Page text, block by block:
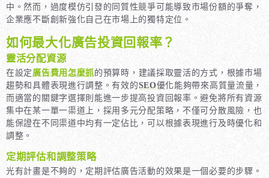
中。然而，過度模仿引發的同質性競爭可能導致市場份額的爭奪，
企業應不斷創新強化自己在市場上的獨特定位。
如何最大化廣告投資回報率？
靈活分配資源
在設定廣告費用怎麼抓的預算時，建議採取靈活的方式，根據市場
趨勢和具體表現進行調整。有效的SEO優化能夠帶來高質量流量，
而適當的關鍵字選擇則能進一步提高投資回報率。避免將所有資源
集中在某一單一渠道上，採用多元分配策略，不僅可分散風險，也
能保證在不同渠道中均有一定佔比，可以根據表現進行及時優化和
調整。
定期評估和調整策略
光有計畫是不夠的，定期評估廣告活動的效果是一個必要的步驟。